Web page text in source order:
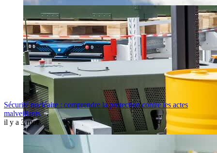
Sécurité nucléaire : comprendre la protection contre les actes
malveillants
il y a 3 mois